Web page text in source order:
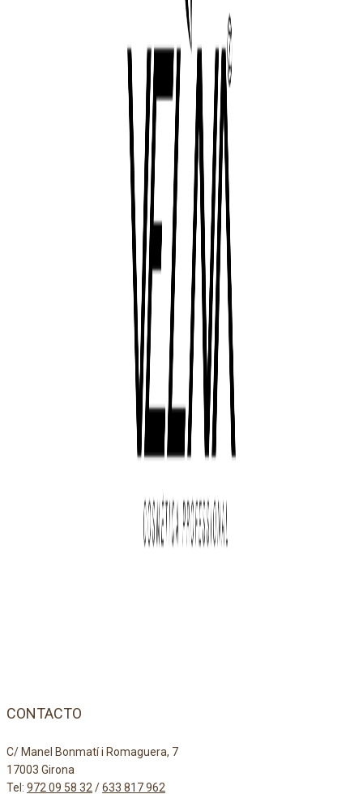
CONTACTO
C/ Manel Bonmatí i Romaguera, 7
17003 Girona
Tel: 972 09 58 32/633 817 962